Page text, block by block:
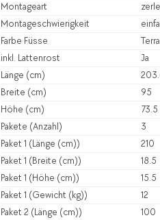
Montageart
Montageschwierigkeit
Farbe Füsse
inkl. Lattenrost
Ja
Länge (cm)
Breite (cm)
95
Höhe (cm)
73.5
Pakete (Anzahl)
3
Paket 1 (Länge (cm))
210
Paket 1 (Breite (cm))
18.5
Paket 1 (Höhe (cm))
15.5
Paket 1 (Gewicht (kg))
12
Paket 2 (Länge (cm))
100